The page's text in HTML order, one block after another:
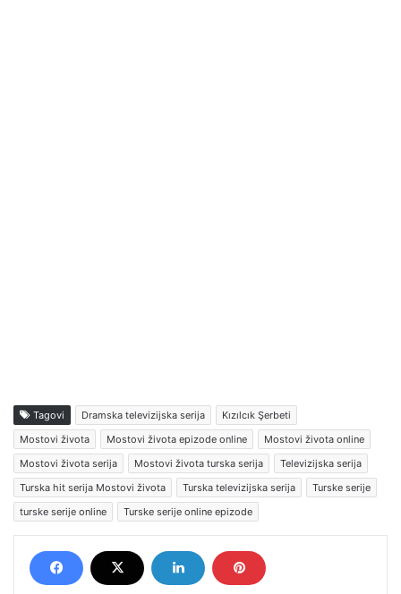
Tagovi Dramska televizijska serija
Kızılcık Şerbeti
Mostovi života
Mostovi života epizode online
Mostovi života online
Mostovi života serija
Mostovi života turska serija
Televizijska serija
Turska hit serija Mostovi života
Turska televizijska serija
Turske serije
turske serije online
Turske serije online epizode